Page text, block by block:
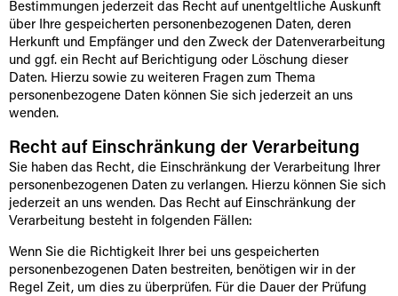
Bestimmungen jederzeit das Recht auf unentgeltliche Auskunft
über Ihre gespeicherten personenbezogenen Daten, deren
Herkunft und Empfänger und den Zweck der Datenverarbeitung
und ggf. ein Recht auf Berichtigung oder Löschung dieser
Daten. Hierzu sowie zu weiteren Fragen zum Thema
personenbezogene Daten können Sie sich jederzeit an uns
wenden.
Recht auf Einschränkung der Verarbeitung
Sie haben das Recht, die Einschränkung der Verarbeitung Ihrer
personenbezogenen Daten zu verlangen. Hierzu können Sie sich
jederzeit an uns wenden. Das Recht auf Einschränkung der
Verarbeitung besteht in folgenden Fällen:
Wenn Sie die Richtigkeit Ihrer bei uns gespeicherten
personenbezogenen Daten bestreiten, benötigen wir in der
Regel Zeit, um dies zu überprüfen. Für die Dauer der Prüfung